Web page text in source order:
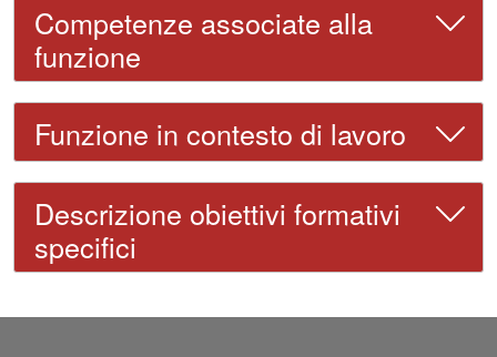
Competenze associate alla
funzione
Funzione in contesto di lavoro
Descrizione obiettivi formativi
specifici